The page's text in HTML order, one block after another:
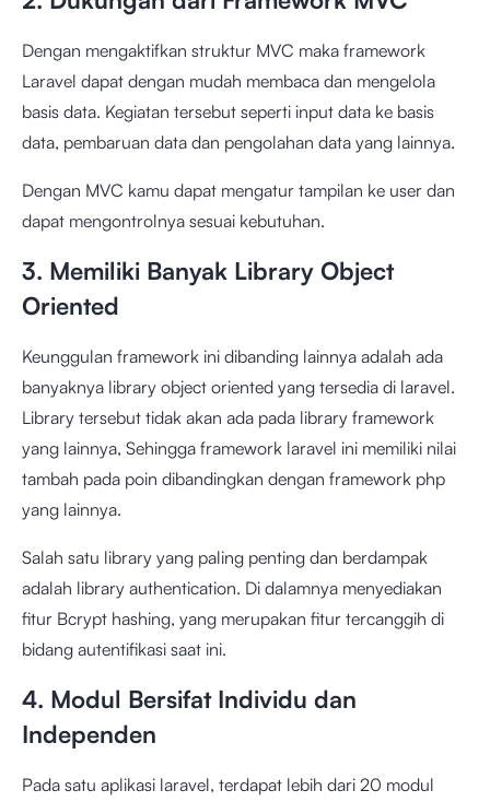
Dengan mengaktifkan struktur MVC maka framework
Laravel dapat dengan mudah membaca dan mengelola
basis data. Kegiatan tersebut seperti input data ke basis
data, pembaruan data dan pengolahan data yang lainnya.
Dengan MVC kamu dapat mengatur tampilan ke user dan
dapat mengontrolnya sesuai kebutuhan.
3. Memiliki Banyak Library Object
Oriented
Keunggulan framework ini dibanding lainnya adalah ada
banyaknya library object oriented yang tersedia di laravel.
Library tersebut tidak akan ada pada library framework
yang lainnya, Sehingga framework laravel ini memiliki nilai
tambah pada poin dibandingkan dengan framework php
yang lainnya.
Salah satu library yang paling penting dan berdampak
adalah library authentication. Di dalamnya menyediakan
fitur Bcrypt hashing, yang merupakan fitur tercanggih di
bidang autentifikasi saat ini.
4. Modul Bersifat Individu dan
Independen
Pada satu aplikasi laravel, terdapat lebih dari 20 modul